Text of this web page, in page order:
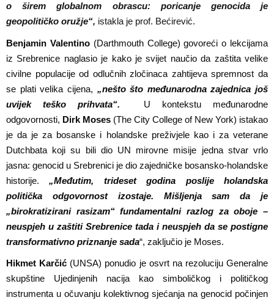
oširem globalnom obrascu: poricanje genocida je
geopolitičko oružje“, istakla je prof. Bećirević.
Benjamin Valentino (Darthmouth College) govoreći o lekcijama
iz Srebrenice naglasio je kako je svijet naučio da zaštita velike
civilne populacije od odlučnih zločinaca zahtijeva spremnost da
se plati velika cijena, „nešto što međunarodna zajednica još
uvijek teško prihvata“. U kontekstu međunarodne
odgovornosti, Dirk Moses (The City College of New York) istakao
je da je za bosanske i holandske preživjele kao i za veterane
Dutchbata koji su bili dio UN mirovne misije jedna stvar vrlo
jasna: genocid u Srebrenici je dio zajedničke bosansko-holandske
historije.„Međutim, trideset godina poslije holandska
politička odgovornost izostaje. Mišljenja sam da je
„birokratizirani rasizam“ fundamentalni razlog za oboje –
neuspjeh u zaštiti Srebrenice tada i neuspjeh da se postigne
transformativno priznanje sada“, zaključio je Moses.
Hikmet Karčić (UNSA) ponudio je osvrt na rezoluciju Generalne
skupštine Ujedinjenih nacija kao simboličkog i političkog
instrumenta u očuvanju kolektivnog sjećanja na genocid počinjen